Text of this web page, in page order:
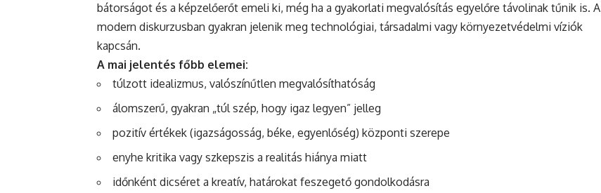
bátorságot és a képzelőerőt emeli ki, még ha a gyakorlati megvalósítás egyelőre távolinak tűnik is. A
modern diskurzusban gyakran jelenik meg technológiai, társadalmi vagy környezetvédelmi víziók
kapcsán.
A mai jelentés főbb elemei:
túlzott idealizmus, valószínűtlen megvalósíthatóság
álomszerű, gyakran „túl szép, hogy igaz legyen” jelleg
pozitív értékek (igazságosság, béke, egyenlőség) központi szerepe
enyhe kritika vagy szkepszis a realitás hiánya miatt
időnként dicséret a kreatív, határokat feszegető gondolkodásra